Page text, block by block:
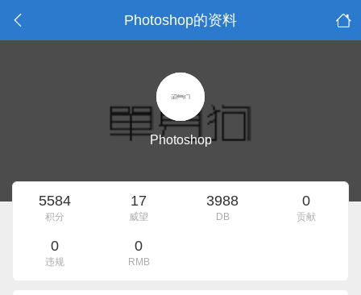
Photoshop的资料
Photoshop
5584
积分
17
威望
3988
DB
0
贡献
0
违规
0
RMB